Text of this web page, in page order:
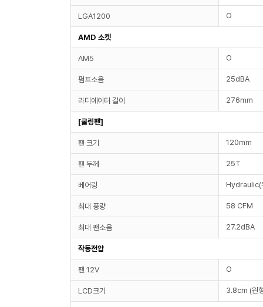
LGA1200 O
AMD 소켓
AM5 O
펌프소음 25dBA
라디에이터 길이 276mm
[쿨링팬]
팬 크기 120mm
팬 두께 25T
베어링 Hydraulic(
최대 풍량 58 CFM
최대 팬소음 27.2dBA
작동전압
팬 12V O
LCD크기 3.8cm (원